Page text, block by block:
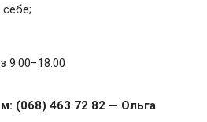
9.00−18.00
(068) 463 72 82 — Ольга